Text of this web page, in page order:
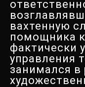
вахтенную
помощника
фактически
управления
занимался в